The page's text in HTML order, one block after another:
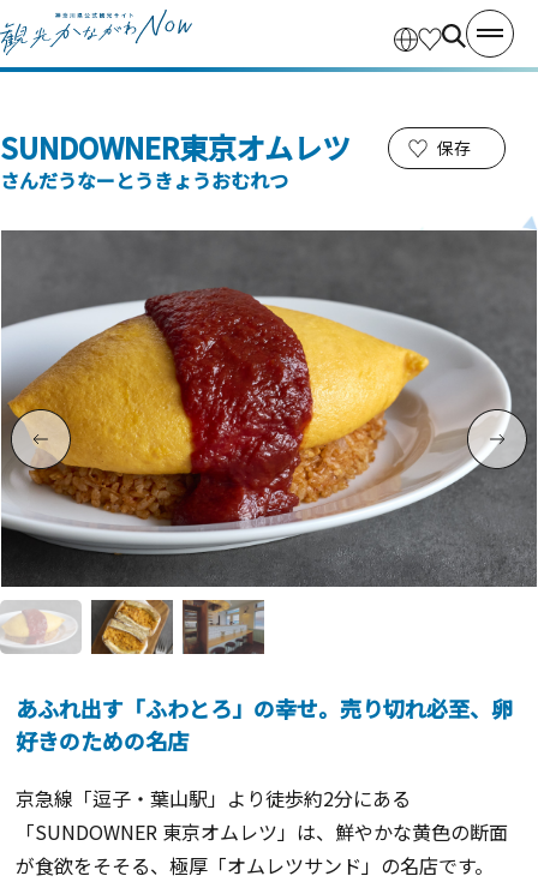
SUNDOWNER東京オムレツ
さんだうなーとうきょうおむれつ
保存
あふれ出す「ふわとろ」の幸せ。売り切れ必至、卵
好きのための名店
京急線「逗子・葉山駅」より徒歩約2分にある
「SUNDOWNER 東京オムレツ」は、鮮やかな黄色の断面
が食欲をそそる、極厚「オムレツサンド」の名店です。